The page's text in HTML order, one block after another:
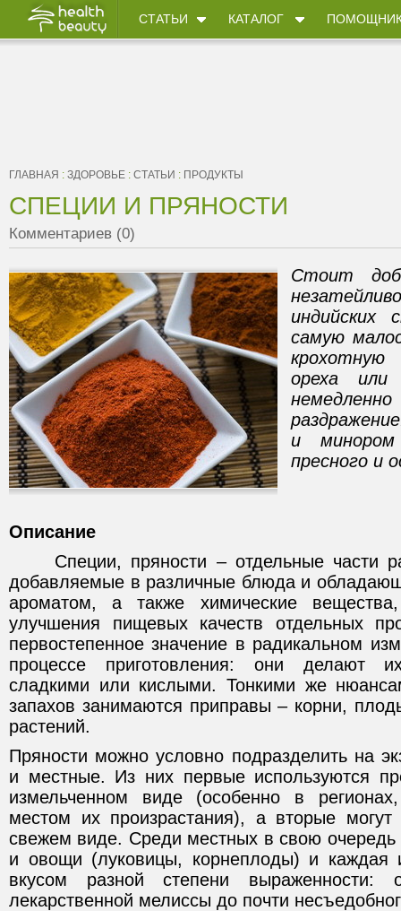
СТАТЬИ КАТАЛОГ
ГЛАВНАЯ : ЗДОРОВЬЕ : СТАТЬИ : ПРОДУКТЫ
СПЕЦИИ И ПРЯНОСТИ
Комментариев (0)
Стоит
индийских
самую
ореха
и минором
пресного и
Описание
Специи, пряности – отдельные части
добавляемые в различные блюда и
ароматом, а также химические
улучшения пищевых качеств отдельных
первостепенное значение в радикальном
процессе приготовления: они делают
сладкими или кислыми. Тонкими же
запахов занимаются приправы – корни,
растений.
Пряности можно условно подразделить на
и местные. Из них первые используются
измельченном виде (особенно в
местом их произрастания), а вторые
свежем виде. Среди местных в свою
и овощи (луковицы, корнеплоды) и каждая
вкусом разной степени
лекарственной мелиссы до почти